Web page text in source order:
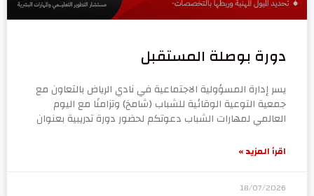
دورة بوصلة المستقبل
يسر إدارة المسؤولية الاجتماعية في نادي الرياض بالتعاون مع
جمعية التوعية الوقائية للشباب (شامخ) وتزامنًا مع اليوم
العالمي لمهارات الشباب دعوتكم لحضور دورة تدريبية بعنوان
اقرأ المزيد »
18/07/2026